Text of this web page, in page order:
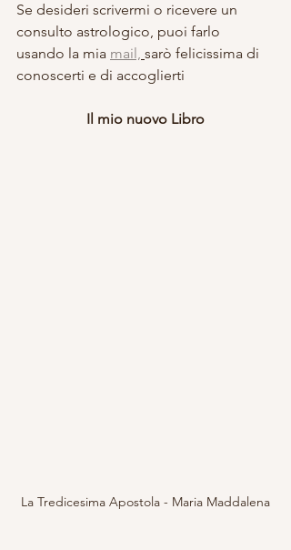
Se desideri scrivermi o ricevere un
consulto astrologico, puoi farlo
usando la mia mail, sarò felicissima di
conoscerti e di accoglierti
Il mio nuovo Libro
La Tredicesima Apostola - Maria Maddalena